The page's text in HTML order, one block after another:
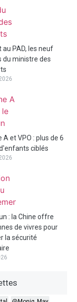
au PAD, les neuf
du ministre des
A et VPO : plus de 6
ciblés
: la Chine offre
de vivres pour
la sécurité